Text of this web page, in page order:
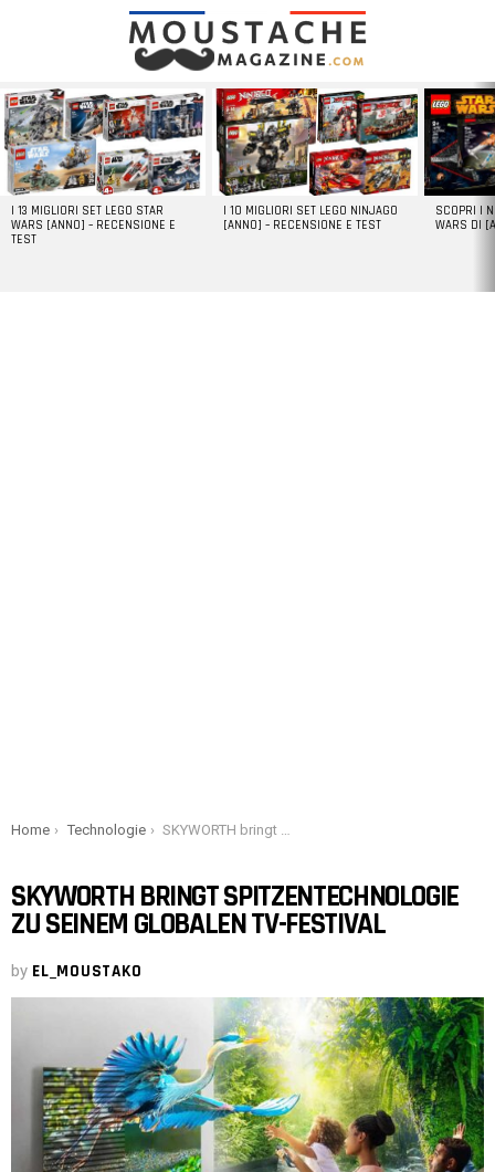
LATEST
STORIES
I 13 MIGLIORI SET LEGO STAR
WARS [ANNO] – RECENSIONE E
TEST
I 10 MIGLIORI SET LEGO NINJAGO
[ANNO] – RECENSIONE E TEST
SCOPRI I
WARS DI
You are here:
Home Technologie SKYWORTH bringt Spitzentechnologie zu seinem globalen TV-Festival
SKYWORTH BRINGT SPITZENTECHNOLOGIE
ZU SEINEM GLOBALEN TV-FESTIVAL
by EL_MOUSTAKO